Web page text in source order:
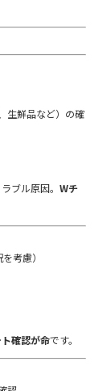
生鮮品など）の確
ブル原因。Wチ
考慮）
確認が命です。